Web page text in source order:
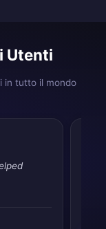
Utenti
in tutto il mondo